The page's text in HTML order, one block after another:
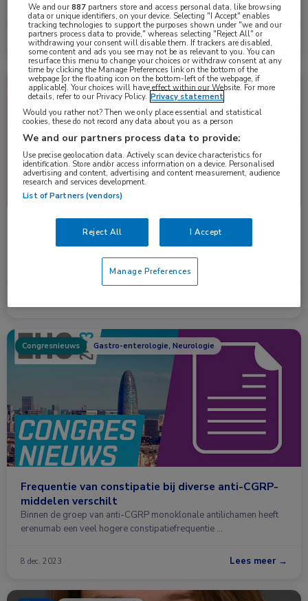
darm-, of leverklachten …
27 okt. 2025 Lees meer →
Vergoedingen en Registraties Farmacie, Gastro-enterologie
Advies: vergoed naldemedine (Rizmoic) voor
behandeling opioïdgeïnduceerde obstipatie (OIC)
Welzijn en Sport geadviseerd om naldemedine …
Congresnieuws Gastro-enterologie, Neurologie
Frequentie van constipatie bij diverse anti-CGRP-
middelen verschilt
Binnen de groep van anti-CGRP monoklonale antilichamen heeft
erenumab een veel hogere constipatiefrequentie …
8 dec. 2023 Lees meer →
We and our887 partners store and access personal data, like browsing
data or unique identifiers, on your device. Selecting "I Accept" enables
tracking technologies to support the purposes shown under "we and our
partners process data to provide," whereas selecting "Reject All" or
withdrawing your consent will disable them. If trackers are disabled,
some content and ads you see may not be as relevant to you. You can
resurface this menu to change your choices or withdraw consent at any
time by clicking the Manage Preferences link on the bottom of the
webpage [or the floating icon on the bottom-left of the webpage, if
applicable]. Your choices will have effect within our Website. For more
details, refer to our Privacy Policy. Privacy statement
Would you rather not? Then we only place essential and statistical
cookies, these do not record any data about you as a person
We and our partners process data to provide:
Use precise geolocation data. Actively scan device characteristics for
identification. Store and/or access information on a device. Personalised
advertising and content, advertising and content measurement, audience
research and services development.
List of Partners (vendors)
Reject All I Accept
Manage Preferences